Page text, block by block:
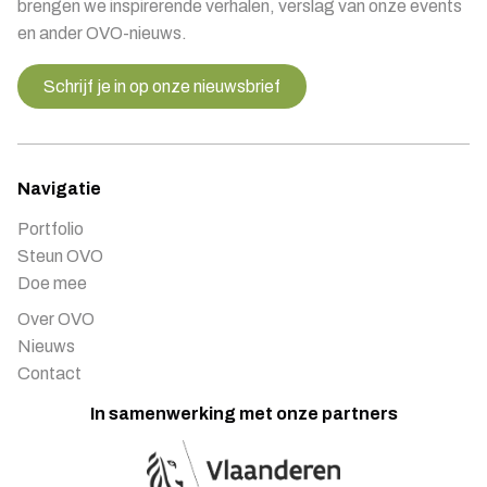
brengen we inspirerende verhalen, verslag van onze events
en ander OVO-nieuws.
Schrijf je in op onze nieuwsbrief
Navigatie
Portfolio
Steun OVO
Doe mee
Over OVO
Nieuws
Contact
In samenwerking met onze partners